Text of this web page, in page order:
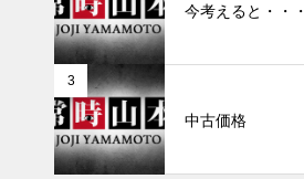
今考えると・・・
3
中古価格